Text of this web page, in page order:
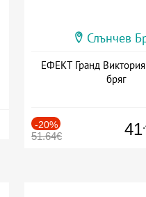
Слънчев
ЕФЕКТ Гранд
бряг
-20%
51.64€ 41